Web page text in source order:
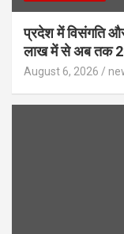
प्रदेश में विसंगति
लाख में से अब तक
August 6, 2026